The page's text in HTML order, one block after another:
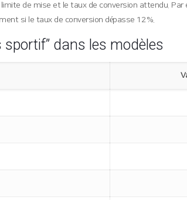
de mise et le taux de conversion attendu. Par
si le taux de conversion dépasse 12 %.
dans les modèles